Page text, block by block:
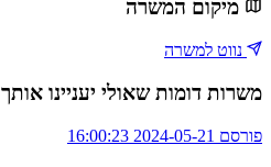
מיקום המשרה
נווט למשרה
משרות דומות שאולי יעניינו אותך
פורסם 2024-05-21 16:00:23